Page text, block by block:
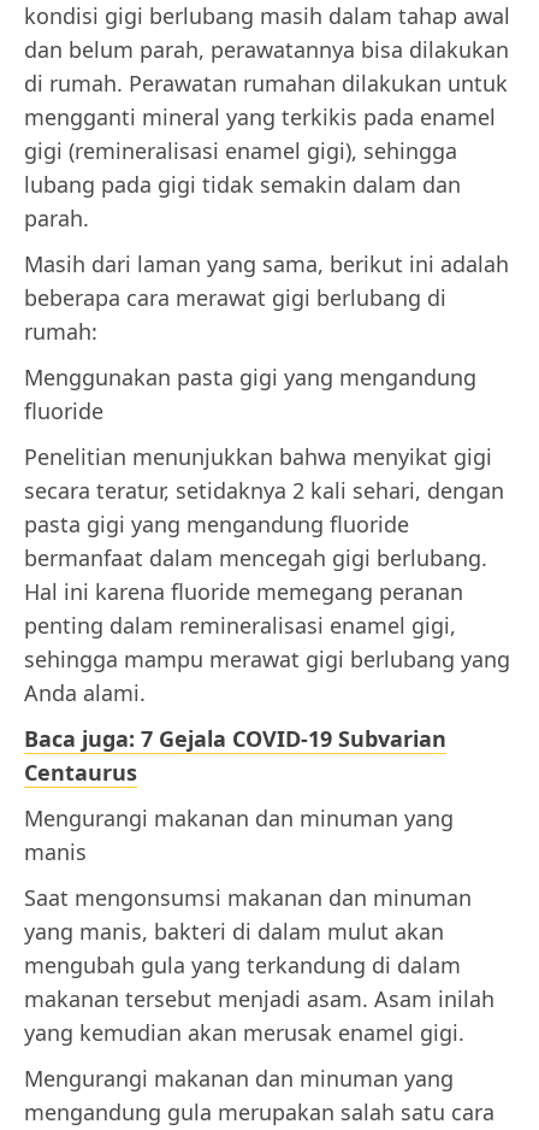
kondisi gigi berlubang masih dalam tahap awal
dan belum parah, perawatannya bisa dilakukan
di rumah. Perawatan rumahan dilakukan untuk
mengganti mineral yang terkikis pada enamel
gigi (remineralisasi enamel gigi), sehingga
lubang pada gigi tidak semakin dalam dan
parah.
Masih dari laman yang sama, berikut ini adalah
beberapa cara merawat gigi berlubang di
rumah:
Menggunakan pasta gigi yang mengandung
fluoride
Penelitian menunjukkan bahwa menyikat gigi
secara teratur, setidaknya 2 kali sehari, dengan
pasta gigi yang mengandung fluoride
bermanfaat dalam mencegah gigi berlubang.
Hal ini karena fluoride memegang peranan
penting dalam remineralisasi enamel gigi,
sehingga mampu merawat gigi berlubang yang
Anda alami.
Baca juga: 7 Gejala COVID-19 Subvarian
Centaurus
Mengurangi makanan dan minuman yang
manis
Saat mengonsumsi makanan dan minuman
yang manis, bakteri di dalam mulut akan
mengubah gula yang terkandung di dalam
makanan tersebut menjadi asam. Asam inilah
yang kemudian akan merusak enamel gigi.
Mengurangi makanan dan minuman yang
mengandung gula merupakan salah satu cara